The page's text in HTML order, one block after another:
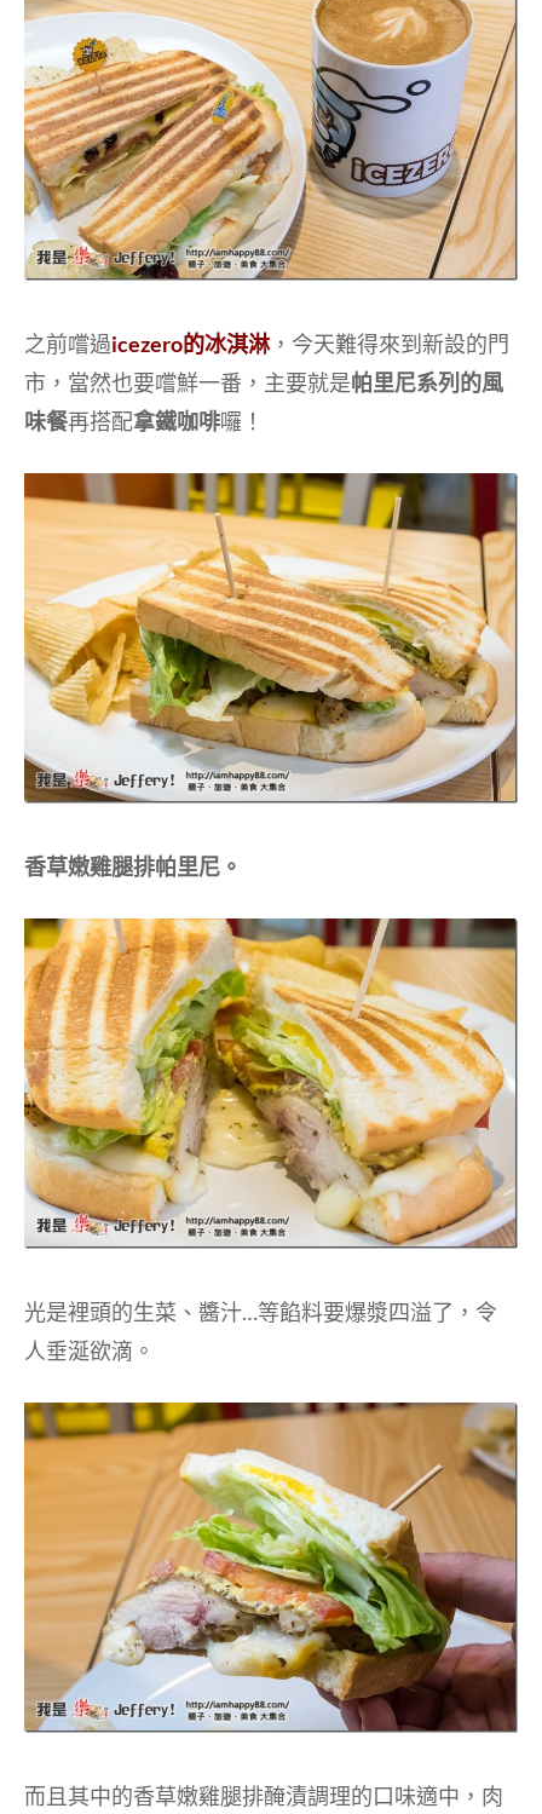
之前嚐過icezero的冰淇淋，今天難得來到新設的門
市，當然也要嚐鮮一番，主要就是帕里尼系列的風
味餐再搭配拿鐵咖啡囉！
香草嫩雞腿排帕里尼。
光是裡頭的生菜、醬汁…等餡料要爆漿四溢了，令
人垂涎欲滴。
而且其中的香草嫩雞腿排醃漬調理的口味適中，肉